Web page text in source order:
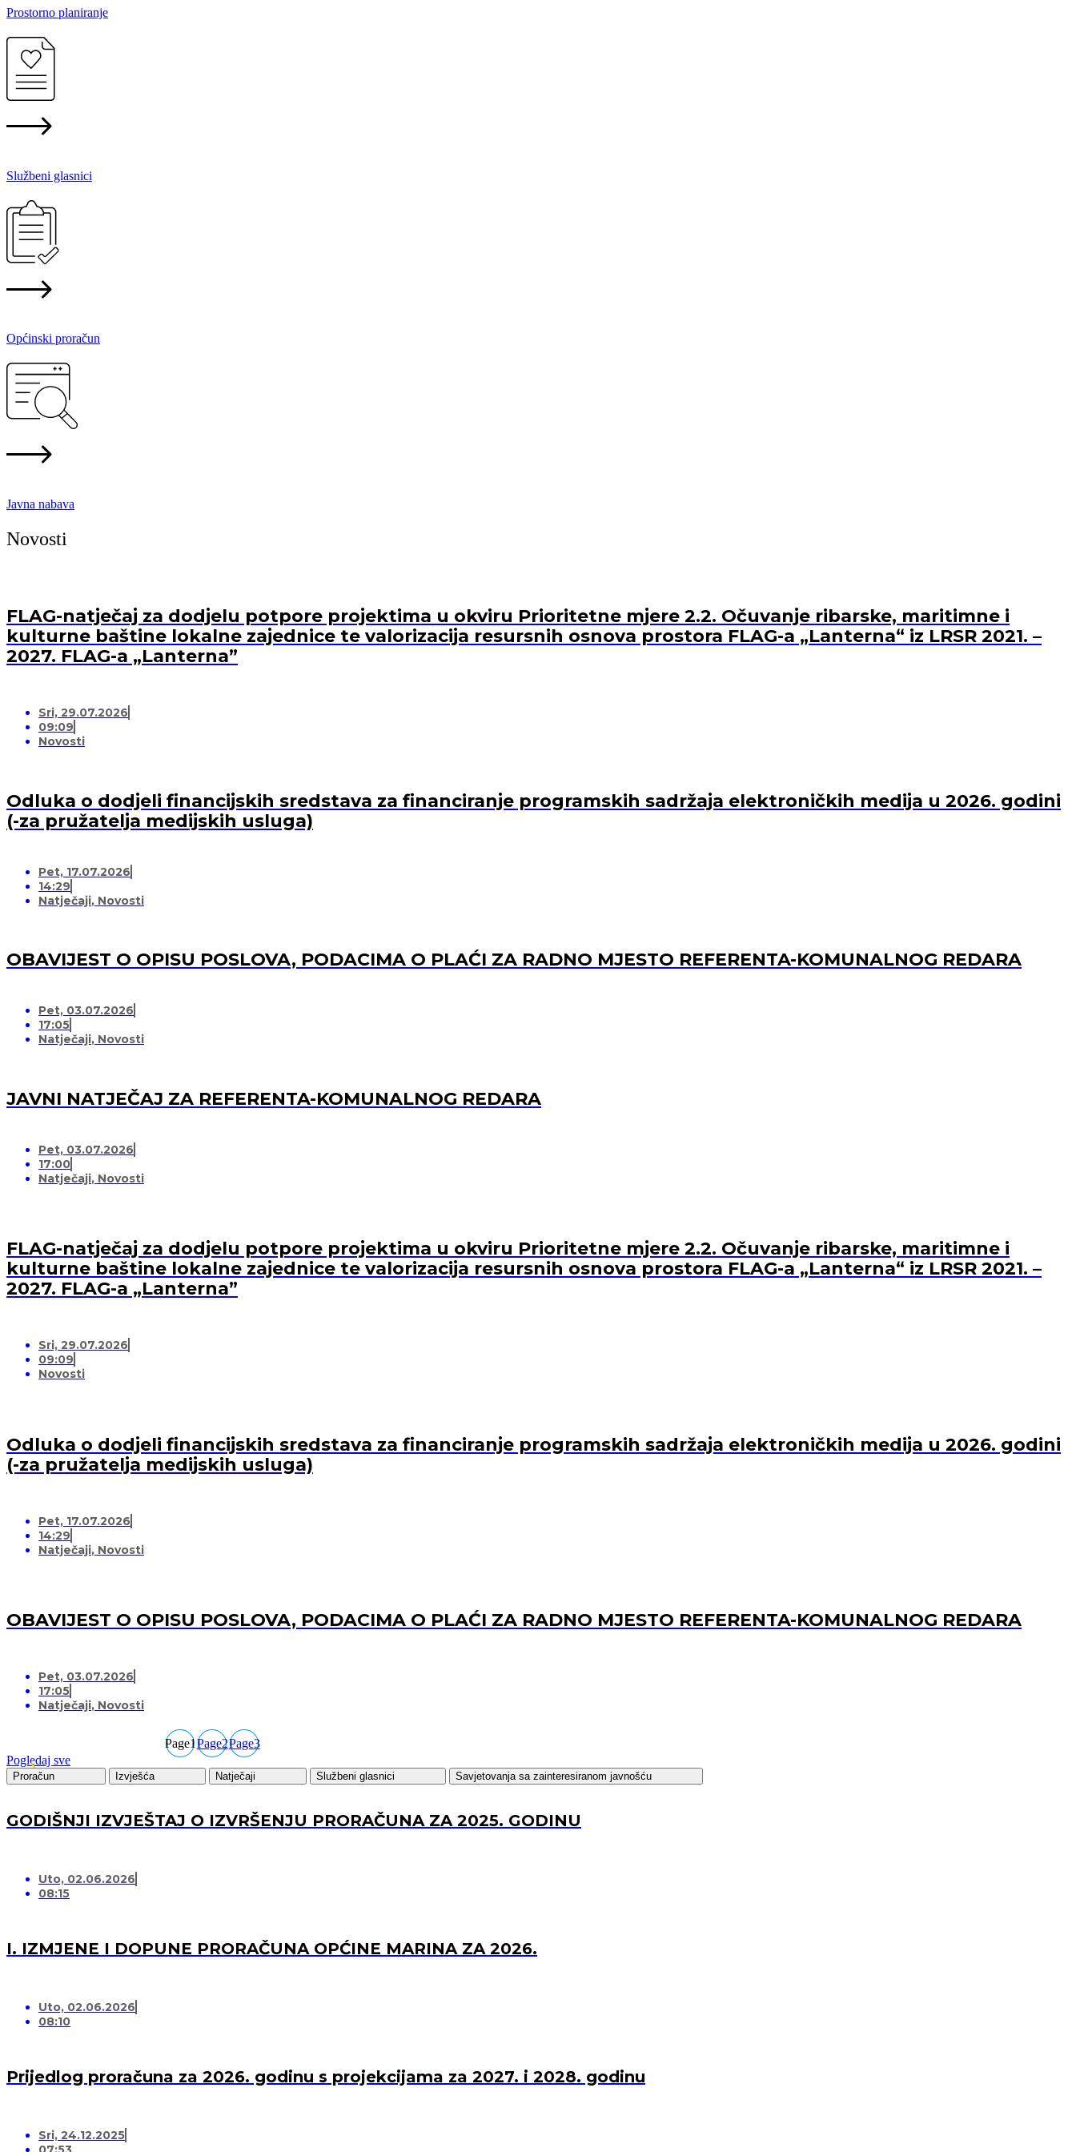
Prostorno planiranje
Službeni glasnici
Općinski proračun
Javna nabava
Novosti
FLAG-natječaj za dodjelu potpore projektima u okviru Prioritetne mjere 2.2. Očuvanje ribarske, maritimne i
kulturne baštine lokalne zajednice te valorizacija resursnih osnova prostora FLAG-a „Lanterna“ iz LRSR 2021. –
2027. FLAG-a „Lanterna”
Sri, 29.07.2026
09:09
Novosti
Odluka o dodjeli financijskih sredstava za financiranje programskih sadržaja elektroničkih medija u 2026. godini
(-za pružatelja medijskih usluga)
Pet, 17.07.2026
14:29
Natječaji, Novosti
OBAVIJEST O OPISU POSLOVA, PODACIMA O PLAĆI ZA RADNO MJESTO REFERENTA-KOMUNALNOG REDARA
Pet, 03.07.2026
17:05
Natječaji, Novosti
JAVNI NATJEČAJ ZA REFERENTA-KOMUNALNOG REDARA
Pet, 03.07.2026
17:00
Natječaji, Novosti
FLAG-natječaj za dodjelu potpore projektima u okviru Prioritetne mjere 2.2. Očuvanje ribarske, maritimne i
kulturne baštine lokalne zajednice te valorizacija resursnih osnova prostora FLAG-a „Lanterna“ iz LRSR 2021. –
2027. FLAG-a „Lanterna”
Sri, 29.07.2026
09:09
Novosti
Odluka o dodjeli financijskih sredstava za financiranje programskih sadržaja elektroničkih medija u 2026. godini
(-za pružatelja medijskih usluga)
Pet, 17.07.2026
14:29
Natječaji, Novosti
OBAVIJEST O OPISU POSLOVA, PODACIMA O PLAĆI ZA RADNO MJESTO REFERENTA-KOMUNALNOG REDARA
Pet, 03.07.2026
17:05
Natječaji, Novosti
Page1Page2Page3
Pogledaj sve
Proračun Izvješća Natječaji Službeni glasnici Savjetovanja sa zainteresiranom javnošću
GODIŠNJI IZVJEŠTAJ O IZVRŠENJU PRORAČUNA ZA 2025. GODINU
Uto, 02.06.2026
08:15
I. IZMJENE I DOPUNE PRORAČUNA OPĆINE MARINA ZA 2026.
Uto, 02.06.2026
08:10
Prijedlog proračuna za 2026. godinu s projekcijama za 2027. i 2028. godinu
Sri, 24.12.2025